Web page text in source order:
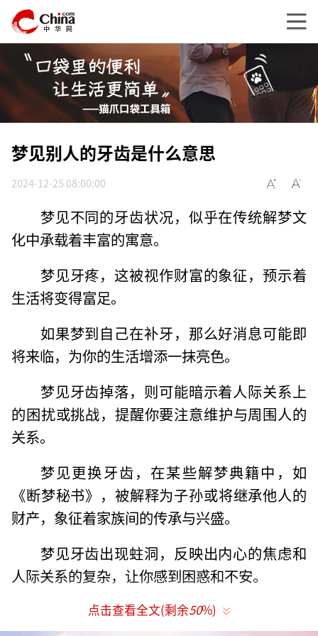
梦见别人的牙齿是什么意思
2024-12-25 08:00:00
梦见不同的牙齿状况，似乎在传统解梦文
化中承载着丰富的寓意。
梦见牙疼，这被视作财富的象征，预示着
生活将变得富足。
如果梦到自己在补牙，那么好消息可能即
将来临，为你的生活增添一抹亮色。
梦见牙齿掉落，则可能暗示着人际关系上
的困扰或挑战，提醒你要注意维护与周围人的
关系。
梦见更换牙齿，在某些解梦典籍中，如
《断梦秘书》，被解释为子孙或将继承他人的
财产，象征着家族间的传承与兴盛。
梦见牙齿出现蛀洞，反映出内心的焦虑和
人际关系的复杂，让你感到困惑和不安。
而梦见牙齿断裂，则是一个警示，提醒你
点击查看全文(剩余50%)